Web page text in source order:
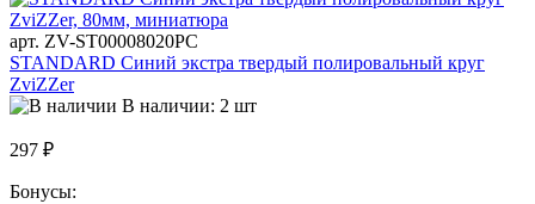
арт. ZV-ST00008020PC
STANDARD Синий экстра твердый полировальный круг
ZviZZer
В наличии: 2 шт
297 ₽
Бонусы: